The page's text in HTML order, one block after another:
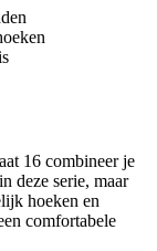
16 combineer je
deze serie, maar
hoeken en
comfortabele